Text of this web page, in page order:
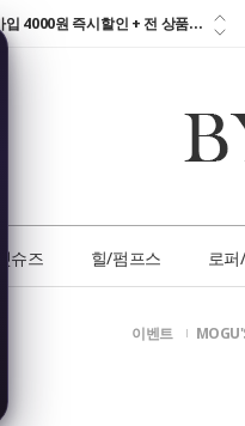
입 4000원 즉시할인 + 전 상품...
슈즈 힐/펌프스 로퍼
이벤트